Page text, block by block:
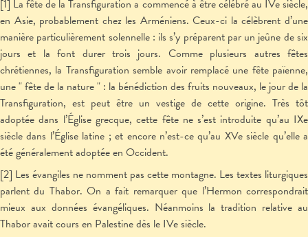
[1] La fête de la Transfiguration a commencé à être célébré au IVesiècle,
en Asie, probablement chez les Arméniens. Ceux-ci la célèbrent d’une
manière particulièrement solennelle : ils s’y préparent par un jeûne de six
jours et la font durer trois jours. Comme plusieurs autres fêtes
chrétiennes, la Transfiguration semble avoir remplacé une fête païenne,
une " fête de la nature " : la bénédiction des fruits nouveaux, le jour de la
Transfiguration, est peut être un vestige de cette origine. Très tôt
adoptée dans l’Église grecque, cette fête ne s’est introduite qu’au IXe
siècle dans l’Église latine ; et encore n’est-ce qu’au XVesiècle qu’elle a
été généralement adoptée en Occident.
[2] Les évangiles ne nomment pas cette montagne. Les textes liturgiques
parlent du Thabor. On a fait remarquer que l’Hermon correspondrait
mieux aux données évangéliques. Néanmoins la tradition relative au
Thabor avait cours en Palestine dès le IVesiècle.